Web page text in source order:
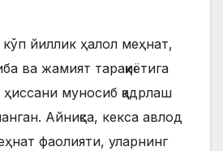
йиллик ҳалол меҳнат,
ва жамият тараққиётига
ҳиссани муносиб қадрлаш
Айниқса, кекса авлод
фаолияти, уларнинг